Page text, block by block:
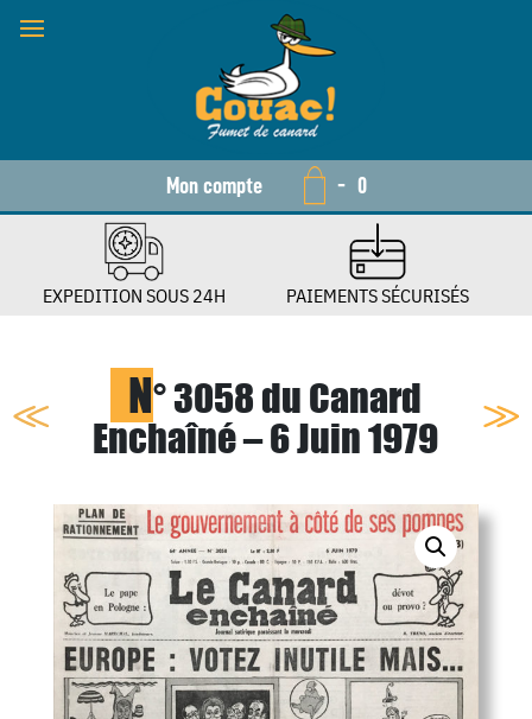
Mon compte - 0
EXPEDITION SOUS 24H PAIEMENTS SÉCURISÉS
N° 3058 du Canard
Enchaîné – 6 Juin 1979